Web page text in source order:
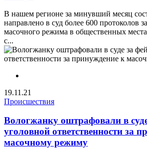
В нашем регионе за минувший месяц
направлено в суд более 600 протоколов
масочного режима в общественных
с...
19.11.21
Происшествия
Вологжанку оштрафовали в
уголовной ответственности за
масочному режиму